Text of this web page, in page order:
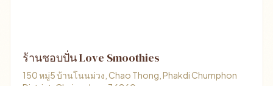
ร้านชอบปั่น Love Smoothies
150 หมู่5 บ้านโนนม่วง, Chao Thong, Phakdi Chumphon